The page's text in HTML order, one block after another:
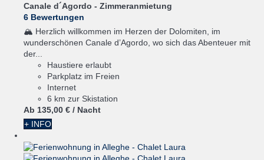
Canale d´Agordo - Zimmeranmietung
6 Bewertungen
🏔️ Herzlich willkommen im Herzen der Dolomiten, im
wunderschönen Canale d’Agordo, wo sich das Abenteuer mit
der...
Haustiere erlaubt
Parkplatz im Freien
Internet
6 km zur Skistation
Ab 135,00 € / Nacht
+ INFO